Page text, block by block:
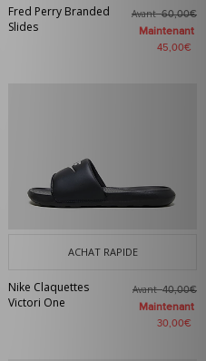
Fred Perry Branded
Slides
Avant60,00€
Maintenant
45,00€
ACHAT RAPIDE
Nike Claquettes
Victori One
Avant40,00€
Maintenant
30,00€